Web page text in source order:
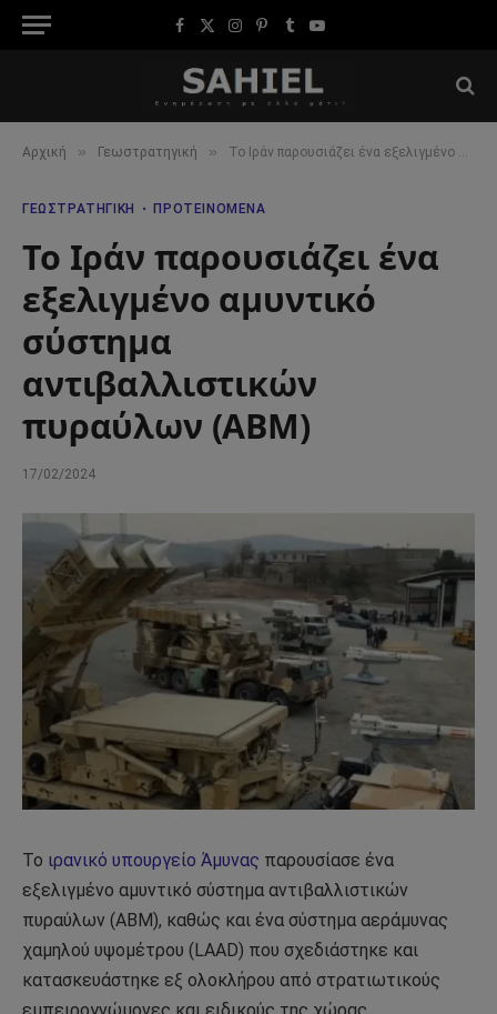
Facebook
X
Instagram
Pinterest
TumblrYouTube
Αρχική » Γεωστρατηγική » Το Ιράν παρουσιάζει ένα εξελιγμένο αμυντικό σύστημα αντιβαλλιστικών πυραύλων (ABM)
ΓΕΩΣΤΡΑΤΗΓΙΚΉ ΠΡΟΤΕΙΝΌΜΕΝΑ
Το Ιράν παρουσιάζει ένα
εξελιγμένο αμυντικό
σύστημα
αντιβαλλιστικών
πυραύλων (ABM)
17/02/2024
Το ιρανικό υπουργείο Άμυνας παρουσίασε ένα
εξελιγμένο αμυντικό σύστημα αντιβαλλιστικών
πυραύλων (ABM), καθώς και ένα σύστημα αεράμυνας
χαμηλού υψομέτρου (LAAD) που σχεδιάστηκε και
κατασκευάστηκε εξ ολοκλήρου από στρατιωτικούς
εμπειρογνώμονες και ειδικούς της χώρας.